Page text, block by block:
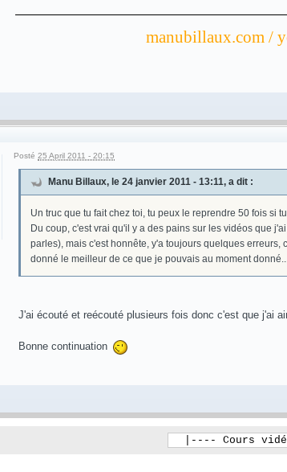
manubillaux.com /
Posté 25 April 2011 - 20:15
Manu Billaux, le 24 janvier 2011 - 13:11, a dit :
Un truc que tu fait chez toi, tu peux le reprendre 50 fois si
Du coup, c'est vrai qu'il y a des pains sur les vidéos que
parles), mais c'est honnête, y'a toujours quelques
donné le meilleur de ce que je pouvais au moment donné...
J'ai écouté et reécouté plusieurs fois donc c'est que j'ai
Bonne continuation